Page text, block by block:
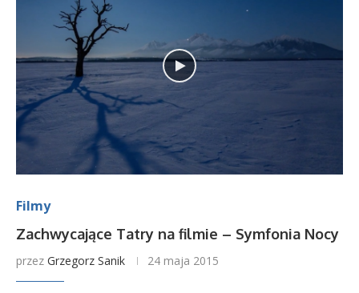
Filmy
Zachwycające Tatry na filmie – Symfonia Nocy
przez Grzegorz Sanik 24 maja 2015